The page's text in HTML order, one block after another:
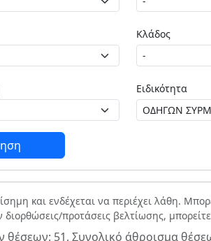
Κλάδος
Ειδικότητα
και ενδέχεται να περιέχει λάθη.
διορθώσεις/προτάσεις βελτίωσης,
θέσεων: 51, Συνολικό άθροισμα